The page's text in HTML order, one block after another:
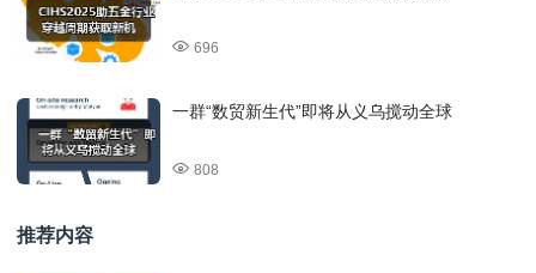
696
一群“数贸新生代”即将从义乌搅动全球
808
推荐内容